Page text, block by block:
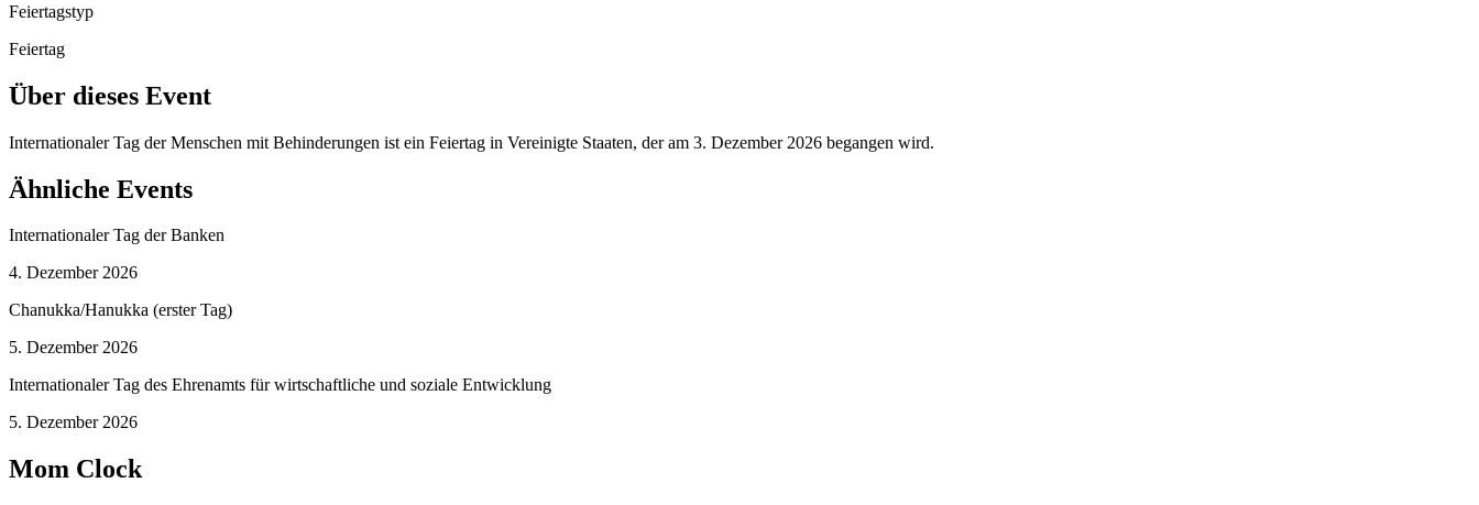
Feiertagstyp
Feiertag
Über dieses Event
Internationaler Tag der Menschen mit Behinderungen ist ein Feiertag in Vereinigte Staaten, der am 3. Dezember 2026 begangen wird.
Ähnliche Events
Internationaler Tag der Banken
4. Dezember 2026
Chanukka/Hanukka (erster Tag)
5. Dezember 2026
Internationaler Tag des Ehrenamts für wirtschaftliche und soziale Entwicklung
5. Dezember 2026
Mom Clock